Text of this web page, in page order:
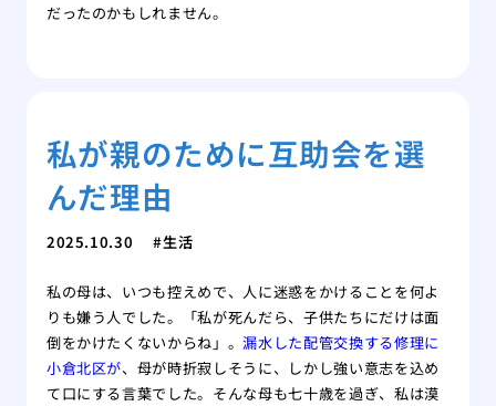
だったのかもしれません。
私が親のために互助会を選
んだ理由
2025.10.30 生活
私の母は、いつも控えめで、人に迷惑をかけることを何よ
りも嫌う人でした。「私が死んだら、子供たちにだけは面
倒をかけたくないからね」。漏水した配管交換する修理に
小倉北区が、母が時折寂しそうに、しかし強い意志を込め
て口にする言葉でした。そんな母も七十歳を過ぎ、私は漠